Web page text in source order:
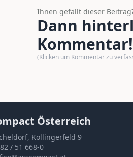
Ihnen gefällt dieser
Dann
Kommentar!
(Klicken um Kommentar zu
Österreich
Kollingerfeld 9
/ 51 668-0